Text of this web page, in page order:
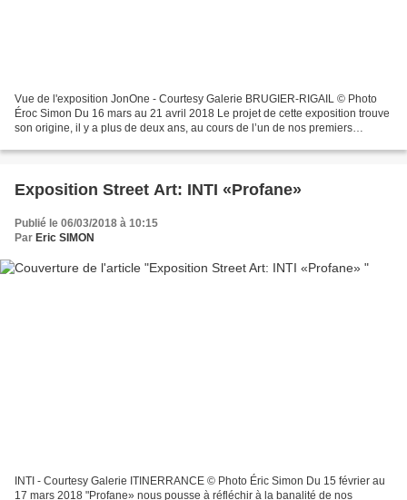
Vue de l'exposition JonOne - Courtesy Galerie BRUGIER-RIGAIL © Photo
Éroc Simon Du 16 mars au 21 avril 2018 Le projet de cette exposition trouve
son origine, il y a plus de deux ans, au cours de l’un de nos premiers
Exposition Street Art: INTI «Profane»
Publié le 06/03/2018 à 10:15
Par Eric SIMON
INTI - Courtesy Galerie ITINERRANCE © Photo Éric Simon Du 15 février au
17 mars 2018 "Profane» nous pousse à réfléchir à la banalité de nos